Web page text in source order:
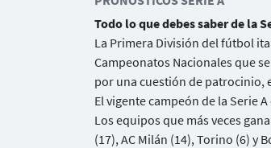
Todo lo que debes saber de la
La Primera División del fútbol
Campeonatos Nacionales que
por una cuestión de patrocinio,
El vigente campeón de la Serie
Los equipos que más veces
(17), AC Milán (14), Torino (6) y